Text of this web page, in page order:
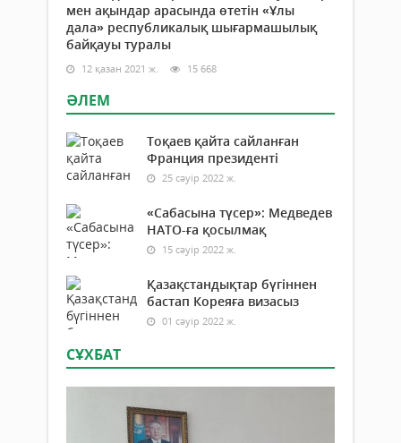
мен ақындар арасында өтетін «Ұлы
дала» республикалық шығармашылық
байқауы туралы
12 қазан 2021 ж. 15 668
ӘЛЕМ
Тоқаев қайта сайланған
Франция президенті
25 сәуір 2022 ж.
«Сабасына түсер»: Медведев
НАТО-ға қосылмақ
15 сәуір 2022 ж.
Қазақстандықтар бүгіннен
бастап Кореяға визасыз
01 сәуір 2022 ж.
СҰХБАТ